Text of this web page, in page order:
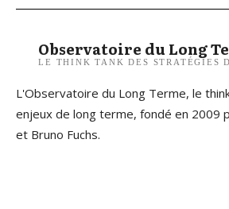
Observatoire du Long
LE THINK TANK DES STRATÉGIES
L'Observatoire du Long Terme, le
enjeux de long terme, fondé en 2009
et Bruno Fuchs.